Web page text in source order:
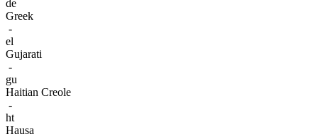
de
Greek
-
el
Gujarati
-
gu
Haitian Creole
-
ht
Hausa